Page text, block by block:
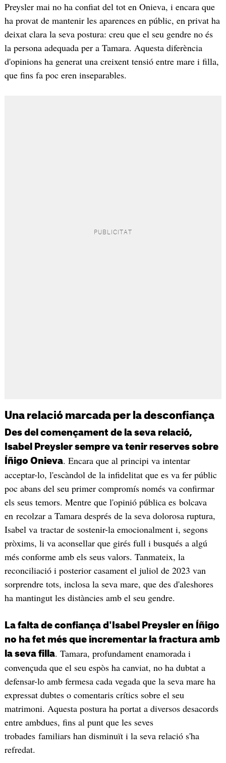
Preysler mai no ha confiat del tot en Onieva, i encara que
ha provat de mantenir les aparences en públic, en privat ha
deixat clara la seva postura: creu que el seu gendre no és
la persona adequada per a Tamara. Aquesta diferència
d'opinions ha generat una creixent tensió entre mare i filla,
que fins fa poc eren inseparables.
Una relació marcada per la desconfiança
Des del començament de la seva relació,
Isabel Preysler sempre va tenir reserves sobre
Íñigo Onieva. Encara que al principi va intentar
acceptar-lo, l'escàndol de la infidelitat que es va fer públic
poc abans del seu primer compromís només va confirmar
els seus temors. Mentre que l'opinió pública es bolcava
en recolzar a Tamara després de la seva dolorosa ruptura,
Isabel va tractar de sostenir-la emocionalment i, segons
pròxims, li va aconsellar que girés full i busqués a algú
més conforme amb els seus valors. Tanmateix, la
reconciliació i posterior casament el juliol de 2023 van
sorprendre tots, inclosa la seva mare, que des d'aleshores
ha mantingut les distàncies amb el seu gendre.
La falta de confiança d'Isabel Preysler en Íñigo
no ha fet més que incrementar la fractura amb
la seva filla. Tamara, profundament enamorada i
convençuda que el seu espòs ha canviat, no ha dubtat a
defensar-lo amb fermesa cada vegada que la seva mare ha
expressat dubtes o comentaris crítics sobre el seu
matrimoni. Aquesta postura ha portat a diversos desacords
entre ambdues, fins al punt que les seves
trobades familiars han disminuït i la seva relació s'ha
refredat.